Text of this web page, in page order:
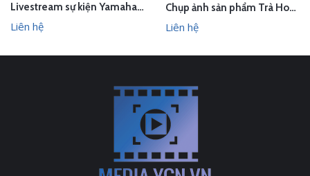
Livestream sự kiện Yamaha - lễ bốc thăm chuyến du lịch Nhật Bản 100 triệu - Hà Nội
Liên hệ
Chụp ảnh sản phẩm Trà Hoa Vàng - Kim Hoa Trà tại studio Hà Nội
Liên hệ